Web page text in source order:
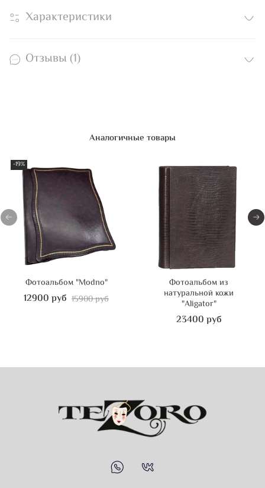
Характеристики
Отзывы (1)
Аналогичные товары
-19%
Фотоальбом "Modno"
12900 руб 15900 руб
Фотоальбом из
натуральной кожи
"Aligator"
23400 руб